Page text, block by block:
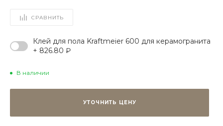
СРАВНИТЬ
Клей для пола Kraftmeier 600 для керамогранита
+ 826.80 ₽
В наличии
УТОЧНИТЬ ЦЕНУ